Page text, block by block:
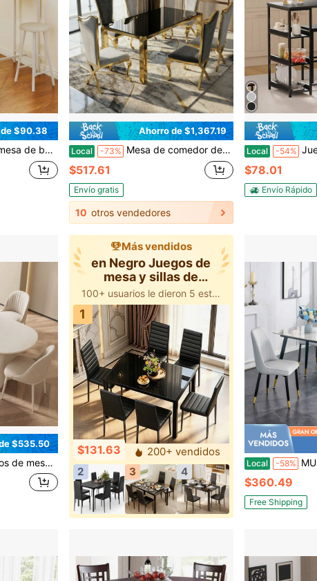
$90.38
de mostrador de 3 piezas para 2 personas, mesa de cocina ahorradora de espacio Variante 1
Ahorro de $1,367.19
Local -73% Mesa de comedor de lujo moderna de 63" - Acero inoxidable 201 con revestimiento PVD, vidrio templado negro de 10mm, con capacidad para 6 personas para cocina y comedor
$517.61
Envío gratis
10 otros vendedores
Local -54% Juego de mesa de comedor
$78.01
Envío Rápido
$535.50
& silla de comedor
Más vendidos
en Negro Juegos de
mesa y sillas de
comedor
100+ usuarios le dieron 5 estrellas
1
$131.63
200+ vendidos
2
3 4
Local -58% MUUOKY Juego de comedor moderno
$360.49
Free Shipping